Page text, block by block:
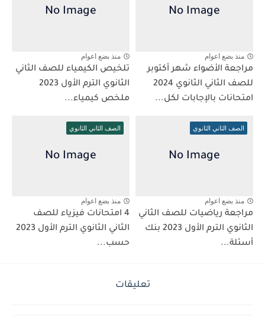
منذ بضع اعوام
مراجعة الأضواء شهر أكتوبر
للصف الثاني الثانوي 2024
امتحانات بالإجابات لكل...
منذ بضع اعوام
تلخيص الكيمياء للصف الثاني
الثانوي الترم الأول 2023
ملخص كيمياء...
الصف الثاني الثانوي
منذ بضع اعوام
مراجعة رياضيات للصف الثاني
الثانوي الترم الأول 2023 بنك
أسئلة...
الصف الثاني الثانوي
منذ بضع اعوام
4 امتحانات فيزياء للصف
الثاني الثانوي الترم الأول 2023
حسب...
تعليقات